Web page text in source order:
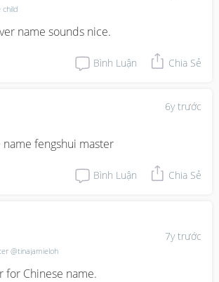
child
name sounds nice.
Bình Luận Chia Sẻ
6y trước
name fengshui master
Bình Luận Chia Sẻ
7y trước
@tinajamieloh
for Chinese name.